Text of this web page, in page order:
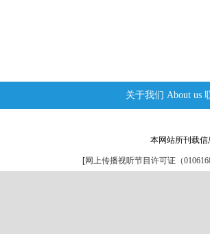
关于我们 About us
本网站所刊载
[网上传播视听节目许可证（